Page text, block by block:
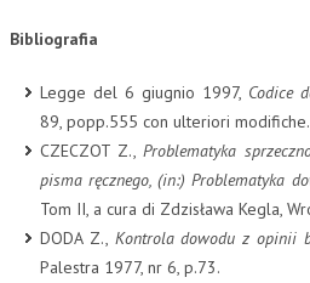
Bibliografia
Legge del 6 giugnio 1997, Codice
89, popp.555 con ulteriori modifiche.
CZECZOT Z.,Problematyka
pisma ręcznego, (in:) Problematyka
Tom II, a cura di Zdzisława Kegla,
DODA Z., Kontrola dowodu z opinii
Palestra 1977, nr 6, p.73.